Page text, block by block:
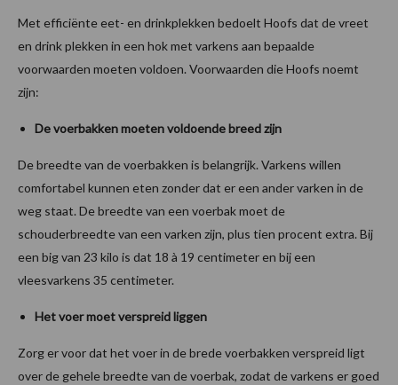
Met efficiënte eet- en drinkplekken bedoelt Hoofs dat de vreet
en drink plekken in een hok met varkens aan bepaalde
voorwaarden moeten voldoen. Voorwaarden die Hoofs noemt
zijn:
De voerbakken moeten voldoende breed zijn
De breedte van de voerbakken is belangrijk. Varkens willen
comfortabel kunnen eten zonder dat er een ander varken in de
weg staat. De breedte van een voerbak moet de
schouderbreedte van een varken zijn, plus tien procent extra. Bij
een big van 23 kilo is dat 18 à 19 centimeter en bij een
vleesvarkens 35 centimeter.
Het voer moet verspreid liggen
Zorg er voor dat het voer in de brede voerbakken verspreid ligt
over de gehele breedte van de voerbak, zodat de varkens er goed